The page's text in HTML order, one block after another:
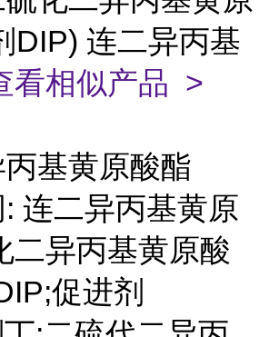
DIP) 连二异丙基
看相似产品 >
基黄原酸酯
连二异丙基黄原
二异丙基黄原酸
促进剂